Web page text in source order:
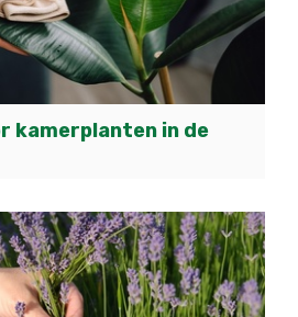
kamerplanten in de